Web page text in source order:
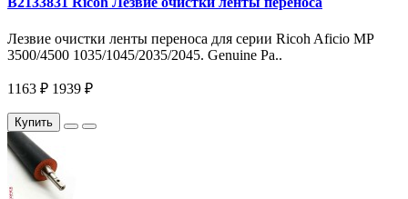
Лезвие очистки ленты переноса для серии Ricoh Aficio MP
3500/4500 1035/1045/2035/2045. Genuine Pa..
1163 ₽ 1939 ₽
Купить